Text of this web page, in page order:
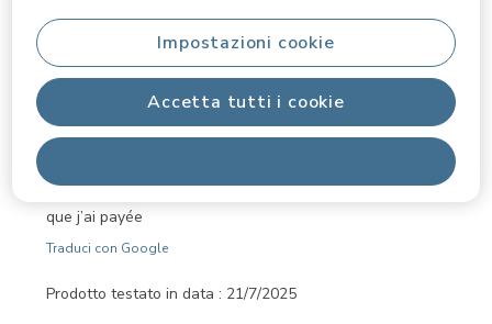
Accetta tutti i cookie
Impostazioni cookie
d’aide et on m’a simplement dit qu’ils ne livraient pas à
mon adresse.. sauf qu’aucun mail m’a été envoyé et rien
n’a été annoncé. J’aurai pu attendre encore plus. Quand
j’ai proposé de changer d’adresse de livraison, on m’a dit
de refaire une nouvelle commande sauf que le prix que
le meme ! Ca été refusé de me le renvoyer au meme prix
que j’ai payée
Traduci con Google
Prodotto testato in data : 21/7/2025